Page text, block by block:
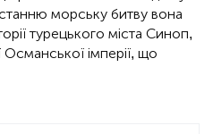
морську битву вона
турецького міста Синоп,
імперії, що